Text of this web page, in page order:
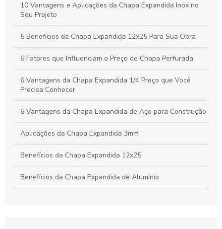
Chapa Expandida: Ideias Criativas e Soluções Eficientes para
Seus Projetos
Vantagens da Chapa Perfurada de 6mm para Aplicações
Industriais e Criativas
10 Vantagens e Aplicações da Chapa Expandida Inox no
Seu Projeto
5 Benefícios da Chapa Expandida 12x25 Para Sua Obra
6 Fatores que Influenciam o Preço de Chapa Perfurada
6 Vantagens da Chapa Expandida 1/4 Preço que Você
Precisa Conhecer
6 Vantagens da Chapa Expandida de Aço para Construção
Aplicações da Chapa Expandida 3mm
Benefícios da Chapa Expandida 12x25
Benefícios da Chapa Expandida de Alumínio